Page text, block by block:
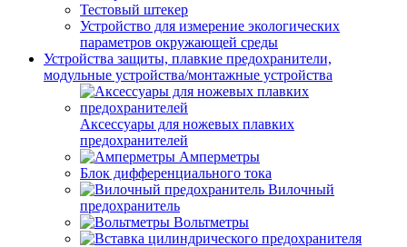
Тестовый штекер
Устройство для измерение экологических
параметров окружающей среды
Устройства защиты, плавкие предохранители,
модульные устройства/монтажные устройства
Аксессуары для ножевых плавких
предохранителей
Амперметры
Блок дифференциального тока
Вилочный
предохранитель
Вольтметры